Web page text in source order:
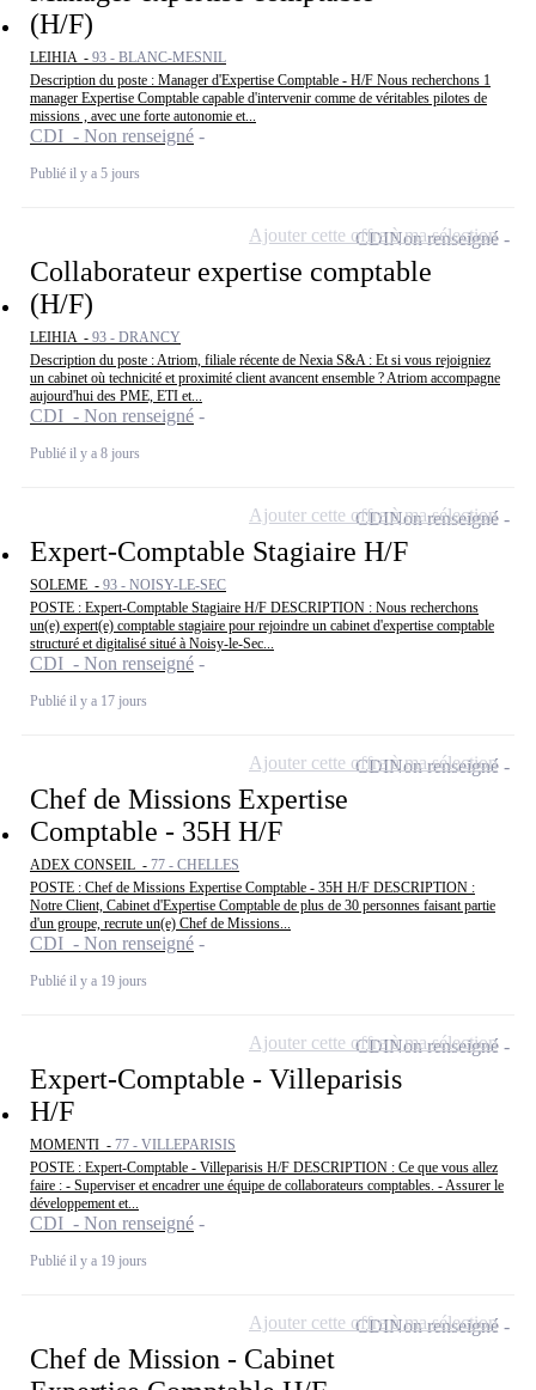
(H/F)
LEIHIA - 93 - BLANC-MESNIL
Description du poste : Manager d'Expertise Comptable - H/F Nous recherchons 1
manager Expertise Comptable capable d'intervenir comme de véritables pilotes de
missions , avec une forte autonomie et...
CDI - Non renseigné
Publié il y a 5 jours
Collaborateur expertise comptable
(H/F)
LEIHIA - 93 - DRANCY
Description du poste : Atriom, filiale récente de Nexia S&A : Et si vous rejoigniez
un cabinet où technicité et proximité client avancent ensemble ? Atriom accompagne
aujourd'hui des PME, ETI et...
CDI - Non renseigné
Publié il y a 8 jours
CDINon renseigné
Ajouter cette offre à ma sélection
Expert-Comptable Stagiaire H/F
SOLEME - 93 - NOISY-LE-SEC
POSTE : Expert-Comptable Stagiaire H/F DESCRIPTION : Nous recherchons
un(e) expert(e) comptable stagiaire pour rejoindre un cabinet d'expertise comptable
structuré et digitalisé situé à Noisy-le-Sec...
CDI - Non renseigné
Publié il y a 17 jours
CDINon renseigné
Ajouter cette offre à ma sélection
Chef de Missions Expertise
Comptable - 35H H/F
ADEX CONSEIL - 77 - CHELLES
POSTE : Chef de Missions Expertise Comptable - 35H H/F DESCRIPTION :
Notre Client, Cabinet d'Expertise Comptable de plus de 30 personnes faisant partie
d'un groupe, recrute un(e) Chef de Missions...
CDI - Non renseigné
Publié il y a 19 jours
CDINon renseigné
Ajouter cette offre à ma sélection
Expert-Comptable - Villeparisis
H/F
MOMENTI - 77 - VILLEPARISIS
POSTE : Expert-Comptable - Villeparisis H/F DESCRIPTION : Ce que vous allez
faire : - Superviser et encadrer une équipe de collaborateurs comptables. - Assurer le
développement et...
CDI - Non renseigné
Publié il y a 19 jours
CDINon renseigné
Ajouter cette offre à ma sélection
Chef de Mission - Cabinet
CDINon renseigné
Ajouter cette offre à ma sélection